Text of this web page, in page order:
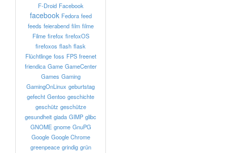
F-Droid Facebook
facebook Fedora feed
feeds feierabend film filme
Filme firefox firefoxOS
firefoxos flash flask
Flüchtlinge foss FPS freenet
friendica Game GameCenter
Games Gaming
GamingOnLinux geburtstag
gefecht Gentoo geschichte
geschütz geschütze
gesundheit giada GIMP glibc
GNOME gnome GnuPG
Google Google Chrome
greenpeace grindig grün